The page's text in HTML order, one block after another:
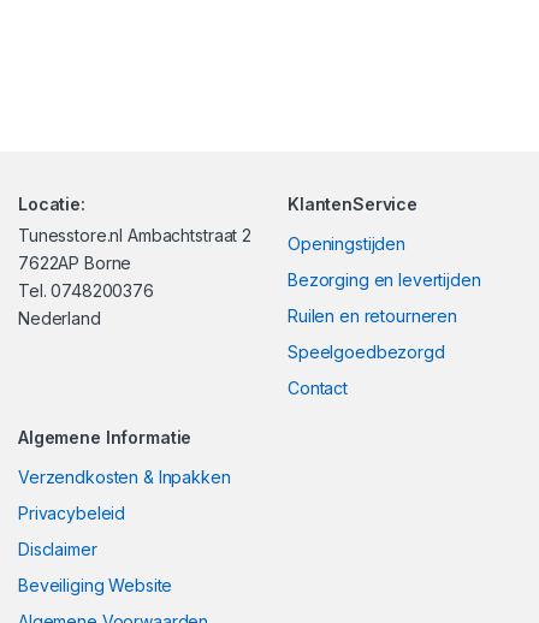
Locatie:
Tunesstore.nl Ambachtstraat 2
7622AP Borne
Tel. 0748200376
Nederland
KlantenService
Openingstijden
Bezorging en levertijden
Ruilen en retourneren
Speelgoedbezorgd
Contact
Algemene Informatie
Verzendkosten & Inpakken
Privacybeleid
Disclaimer
Beveiliging Website